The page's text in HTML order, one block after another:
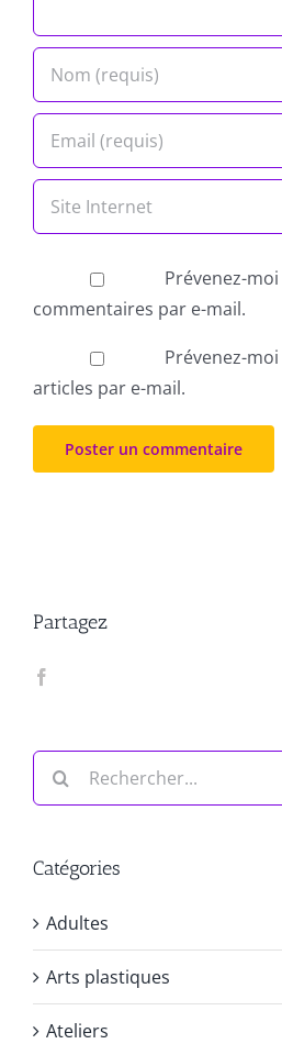
Prévenez-
commentaires par e-mail.
Prévenez-
articles par e-mail.
Partagez
Rechercher:
Catégories
Adultes
Arts plastiques
Ateliers